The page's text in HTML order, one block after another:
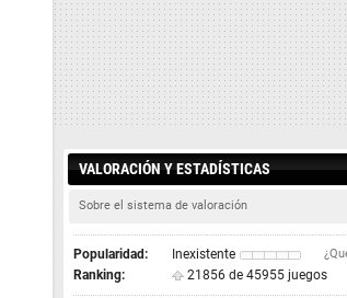
VALORACIÓN Y ESTADÍSTICAS
Sobre el sistema de valoración
Popularidad: Inexistente
Ranking: 21856 de 45955 juegos